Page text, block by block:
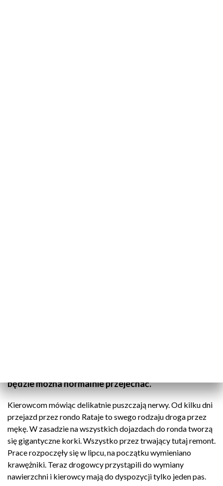
będzie można normalnie przejechać.
Kierowcom mówiąc delikatnie puszczają nerwy. Od kilku dni
przejazd przez rondo Rataje to swego rodzaju droga przez
mękę. W zasadzie na wszystkich dojazdach do ronda tworzą
się gigantyczne korki. Wszystko przez trwający tutaj remont.
Prace rozpoczęły się w lipcu, na początku wymieniano
krawężniki. Teraz drogowcy przystąpili do wymiany
nawierzchni i kierowcy mają do dyspozycji tylko jeden pas.